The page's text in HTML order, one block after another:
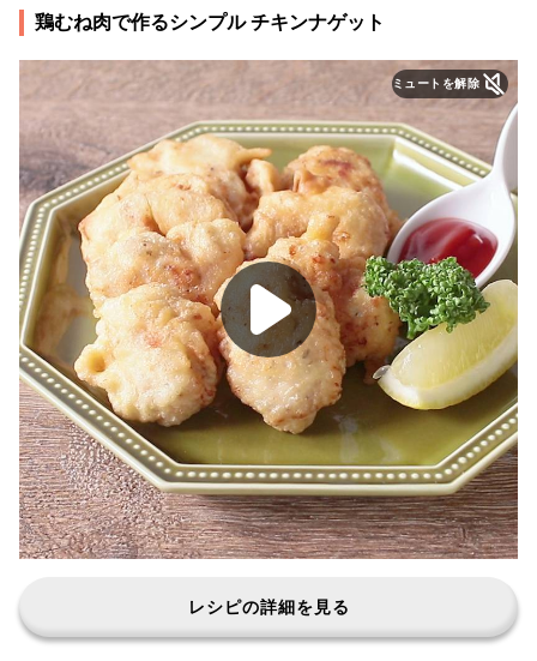
鶏むね肉で作るシンプル チキンナゲット
ミュートを解除
レシピの詳細を見る